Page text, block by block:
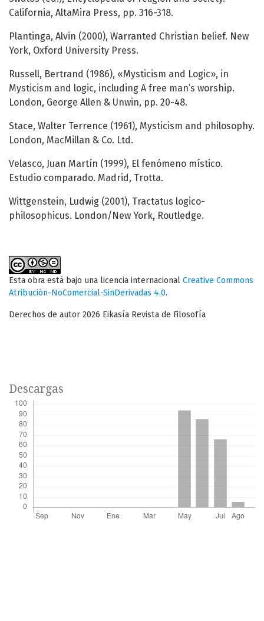
California, AltaMira Press, pp. 316-318.
Plantinga, Alvin (2000), Warranted Christian belief. New
York, Oxford University Press.
Russell, Bertrand (1986), «Mysticism and Logic», in
Mysticism and logic, including A free man’s worship.
London, George Allen & Unwin, pp. 20-48.
Stace, Walter Terrence (1961), Mysticism and philosophy.
London, MacMillan & Co. Ltd.
Velasco, Juan Martín (1999), El fenómeno místico.
Estudio comparado. Madrid, Trotta.
Wittgenstein, Ludwig (2001), Tractatus logico-
philosophicus. London/New York, Routledge.
Esta obra está bajo una licencia internacional Creative Commons
Atribución-NoComercial-SinDerivadas 4.0.
Derechos de autor 2026 Eikasía Revista de Filosofía
Descargas